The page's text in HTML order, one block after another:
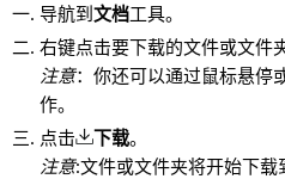
导航到 文档工具。
右键点击要下载的文件或文件夹
注意：你还可以通过鼠标悬停
作。
点击
下载。
注意:文件或文件夹将开始下载